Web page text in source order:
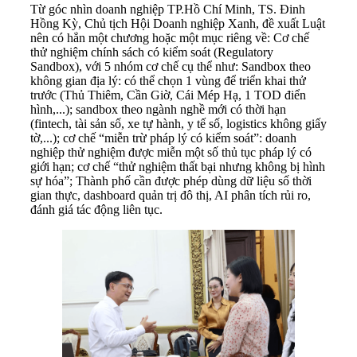
Từ góc nhìn doanh nghiệp TP.Hồ Chí Minh, TS. Đinh
Hồng Kỳ, Chủ tịch Hội Doanh nghiệp Xanh, đề xuất Luật
nên có hẳn một chương hoặc một mục riêng về: Cơ chế
thử nghiệm chính sách có kiểm soát (Regulatory
Sandbox), với 5 nhóm cơ chế cụ thể như: Sandbox theo
không gian địa lý: có thể chọn 1 vùng để triển khai thử
trước (Thủ Thiêm, Cần Giờ, Cái Mép Hạ, 1 TOD điển
hình,...); sandbox theo ngành nghề mới có thời hạn
(fintech, tài sản số, xe tự hành, y tế số, logistics không giấy
tờ,...); cơ chế “miễn trừ pháp lý có kiểm soát”: doanh
nghiệp thử nghiệm được miễn một số thủ tục pháp lý có
giới hạn; cơ chế “thử nghiệm thất bại nhưng không bị hình
sự hóa”; Thành phố cần được phép dùng dữ liệu số thời
gian thực, dashboard quản trị đô thị, AI phân tích rủi ro,
đánh giá tác động liên tục.